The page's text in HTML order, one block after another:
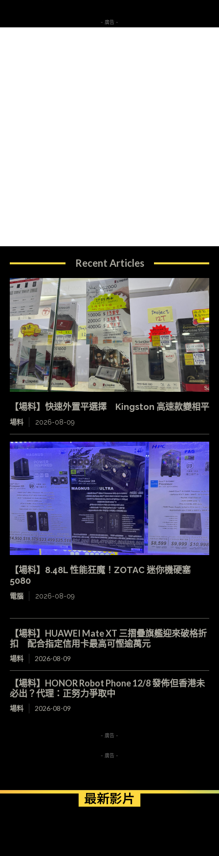
- 廣告 -
Recent Articles
【場料】快速外置平選擇 Kingston 高速款變相平
場料 2026-08-09
【場料】8.48L 性能狂魔！ZOTAC 迷你機硬塞
5080
電腦 2026-08-09
【場料】HUAWEI Mate XT 三摺疊旗艦迎來破格折
扣 配合指定信用卡最高可慳逾萬元
場料 2026-08-09
【場料】HONOR Robot Phone 12/8 發佈但香港未
必出？代理：正努力爭取中
場料 2026-08-09
- 廣告 -
- 廣告 -
最新影片